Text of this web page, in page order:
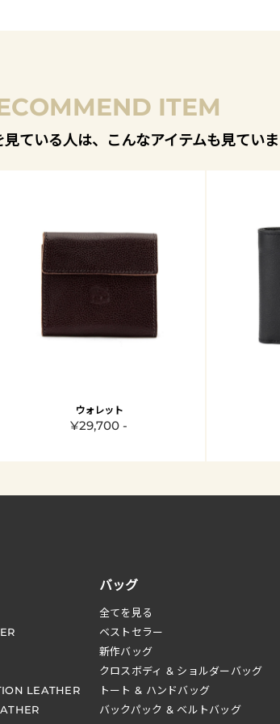
ITEM
見ている人は、こんなアイテムも見てい
ウォレット
¥29,700 -
LEATHER
バッグ
全てを見る
ベストセラー
新作バッグ
クロスボディ & ショルダーバッグ
トート & ハンドバッグ
バックパック & ベルトバッグ